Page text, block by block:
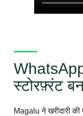
स्टोरफ़्रंट
Magalu ने खरीदारी